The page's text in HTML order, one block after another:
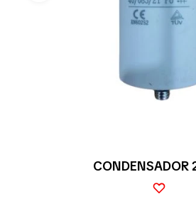
CONDENSADOR
Pequeños electrodomésticos